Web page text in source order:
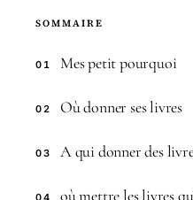
SOMMAIRE
01 Mes petit pourquoi
02 Où donner ses livres
03 A qui donner des
04 où mettre les livres